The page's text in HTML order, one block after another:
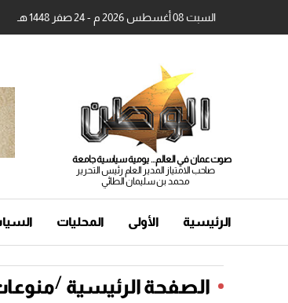
السبت 08 أغسطس 2026 م - 24 صفر 1448 هـ
صوت عمان في العالم... يومية سياسية جامعة
صاحب الامتياز المدير العام رئيس التحرير
محمد بن سليمان الطائي
الرئيسية الأولى المحليات
الصفحة الرئيسية /